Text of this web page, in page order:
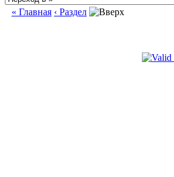
« Главная ‹ Раздел